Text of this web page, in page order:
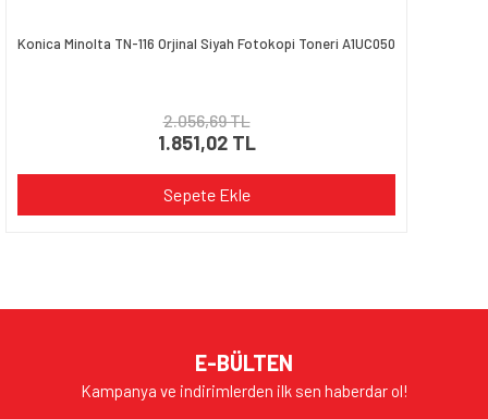
Konica Minolta TN-116 Orjinal Siyah Fotokopi Toneri A1UC050
2.056,69 TL
1.851,02 TL
Sepete Ekle
E-BÜLTEN
Kampanya ve indirimlerden ilk sen haberdar ol!